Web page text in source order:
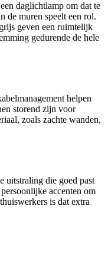
daglichtlamp om dat te
de muren speelt een rol.
geven een ruimtelijk
gedurende de hele
helpen
storend zijn voor
zoals zachte wanden,
uitstraling die goed past
accenten om
is dat extra